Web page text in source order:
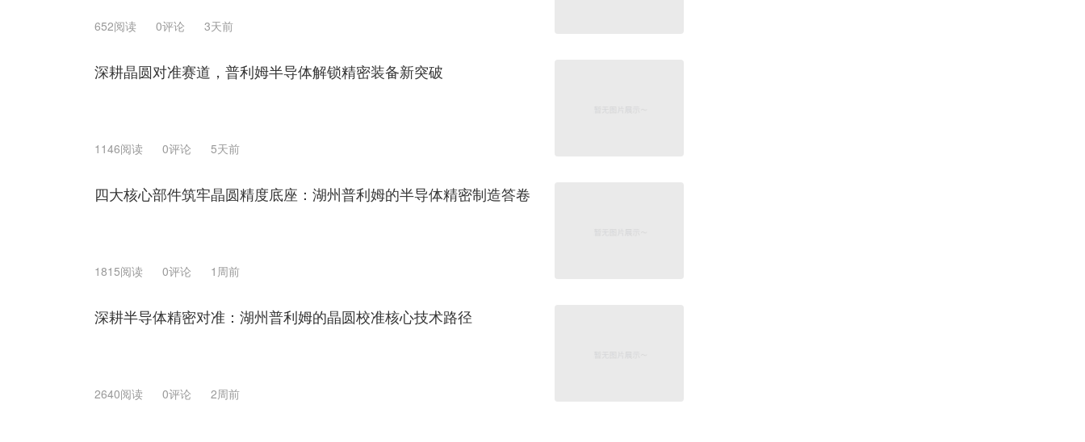
652阅读 0评论 3天前
深耕晶圆对准赛道，普利姆半导体解锁精密装备新突破
1146阅读 0评论 5天前
四大核心部件筑牢晶圆精度底座：湖州普利姆的半导体精密制造答卷
1815阅读 0评论 1周前
深耕半导体精密对准：湖州普利姆的晶圆校准核心技术路径
2640阅读 0评论 2周前